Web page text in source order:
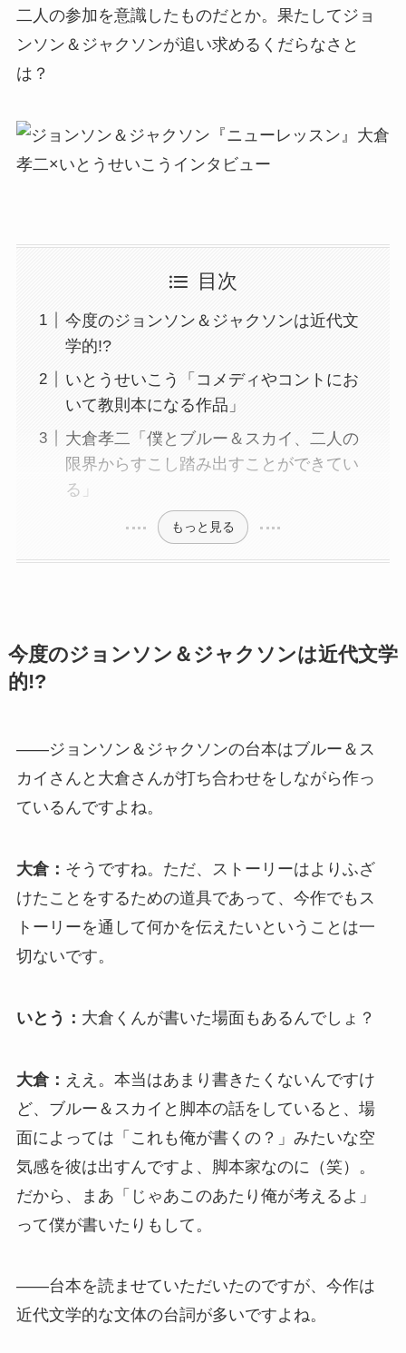
二人の参加を意識したものだとか。果たしてジョ
ンソン＆ジャクソンが追い求めるくだらなさと
は？
目次
今度のジョンソン＆ジャクソンは近代文
学的!?
いとうせいこう「コメディやコントにお
いて教則本になる作品」
大倉孝二「僕とブルー＆スカイ、二人の
限界からすこし踏み出すことができてい
る」
もっと見る
今度のジョンソン＆ジャクソンは近代文学
的!?
――ジョンソン＆ジャクソンの台本はブルー＆ス
カイさんと大倉さんが打ち合わせをしながら作っ
ているんですよね。
大倉： そうですね。ただ、ストーリーはよりふざ
けたことをするための道具であって、今作でもス
トーリーを通して何かを伝えたいということは一
切ないです。
いとう： 大倉くんが書いた場面もあるんでしょ？
大倉： ええ。本当はあまり書きたくないんですけ
ど、ブルー＆スカイと脚本の話をしていると、場
面によっては「これも俺が書くの？」みたいな空
気感を彼は出すんですよ、脚本家なのに（笑）。
だから、まあ「じゃあこのあたり俺が考えるよ」
って僕が書いたりもして。
――台本を読ませていただいたのですが、今作は
近代文学的な文体の台詞が多いですよね。